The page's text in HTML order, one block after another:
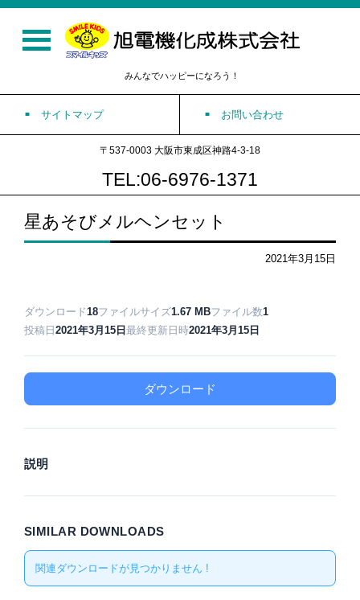
みんなでハッピーになろう！
サイトマップ お問い合わせ
〒537-0003 大阪市東成区神路4-3-18
TEL:06-6976-1371
星あそびメルヘンセット
2021年3月15日
ダウンロード 18ファイルサイズ1.67 MBファイル数1
投稿日 2021年3月15日 最終更新日時2021年3月15日
ダウンロード
説明
SIMILAR DOWNLOADS
関連ダウンロードが見つかりません !